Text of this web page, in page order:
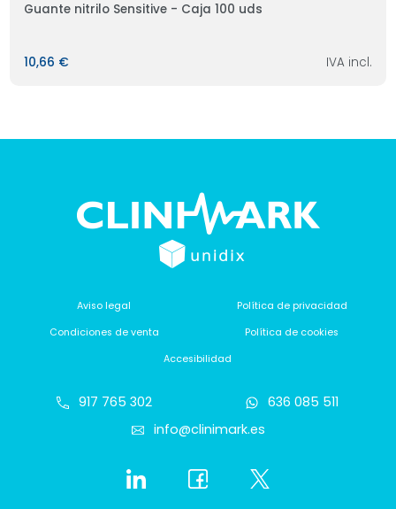
Guante nitrilo Sensitive - Caja 100 uds
10,66 € IVA incl.
Aviso legal
Política de privacidad
Condiciones de venta
Política de cookies
Accesibilidad
917 765 302
636 085 511
info@clinimark.es